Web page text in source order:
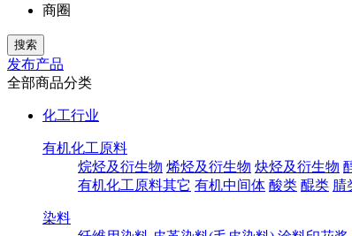
商圈
发布产品
全部商品分类
化工行业
有机化工原料
烷烃及衍生物 烯烃及衍生物 炔烃及衍生物
有机化工原料其它 有机中间体 酸类 醌类 腈
染料